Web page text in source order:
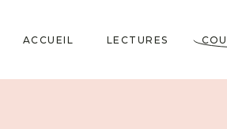
ACCUEIL LECTURES